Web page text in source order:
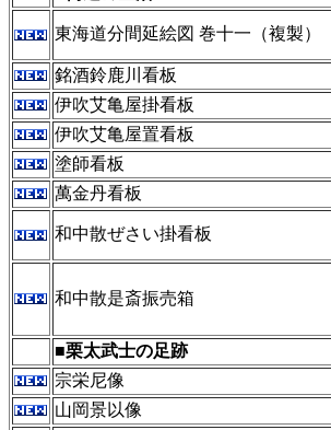
東海道分間延絵図 巻十一（複製）
銘酒鈴鹿川看板
伊吹艾亀屋掛看板
伊吹艾亀屋置看板
塗師看板
萬金丹看板
和中散ぜさい掛看板
和中散是斎振売箱
■栗太武士の足跡
宗栄尼像
山岡景以像